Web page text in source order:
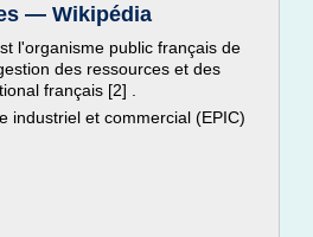
— Wikipédia
l'organisme public français de
des ressources et des
français [2] .
industriel et commercial (EPIC)